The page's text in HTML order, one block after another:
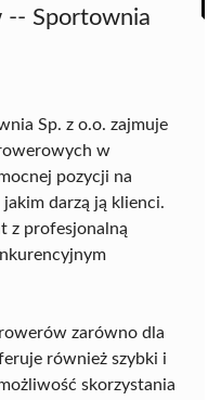
-- Sportownia
Sp. z o.o. zajmuje
w
pozycji na
darzą ją klienci.
z profesjonalną
zarówno dla
również szybki i
skorzystania